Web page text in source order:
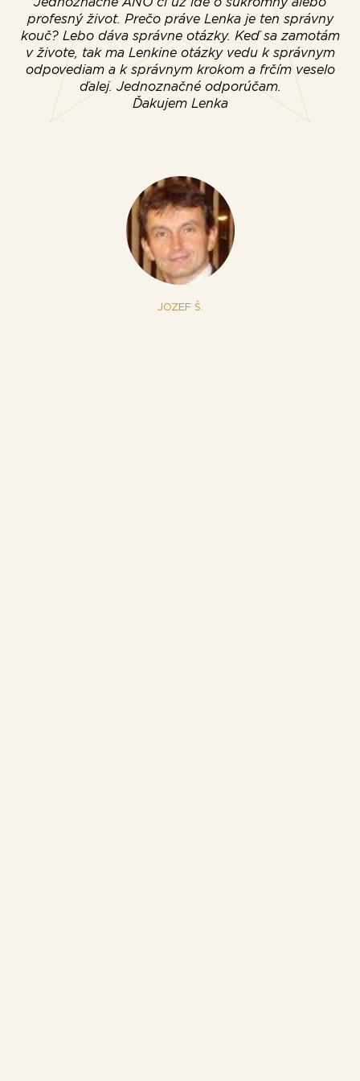
profesný život. Prečo práve Lenka je ten správny
kouč? Lebo dáva správne otázky. Keď sa zamotám
v živote, tak ma Lenkine otázky vedu k správnym
odpovediam a k správnym krokom a frčím veselo
ďalej. Jednoznačné odporúčam.
Ďakujem Lenka
JOZEF Š.